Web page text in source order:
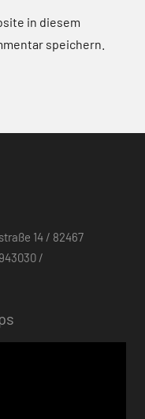
in diesem
speichern.
14 / 82467
/